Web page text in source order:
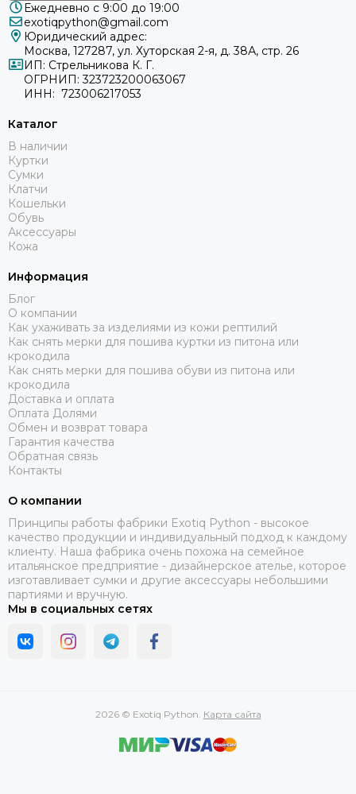
Ежедневно с 9:00 до 19:00
exotiqpython@gmail.com
Юридический адрес:
Москва, 127287, ул. Хуторская 2-я, д. 38А, стр. 26
ИП: Стрельникова К. Г.
ОГРНИП: 323723200063067
ИНН: 723006217053
Каталог
В наличии
Куртки
Сумки
Клатчи
Кошельки
Обувь
Аксессуары
Кожа
Информация
Блог
О компании
Как ухаживать за изделиями из кожи рептилий
Как снять мерки для пошива куртки из питона или
крокодила
Как снять мерки для пошива обуви из питона или
крокодила
Доставка и оплата
Оплата Долями
Обмен и возврат товара
Гарантия качества
Обратная связь
Контакты
О компании
Принципы работы фабрики Exotiq Python - высокое
качество продукции и индивидуальный подход к каждому
клиенту. Наша фабрика очень похожа на семейное
итальянское предприятие - дизайнерское ателье, которое
изготавливает сумки и другие аксессуары небольшими
партиями и вручную.
Мы в социальных сетях
2026 © Exotiq Python. Карта сайта